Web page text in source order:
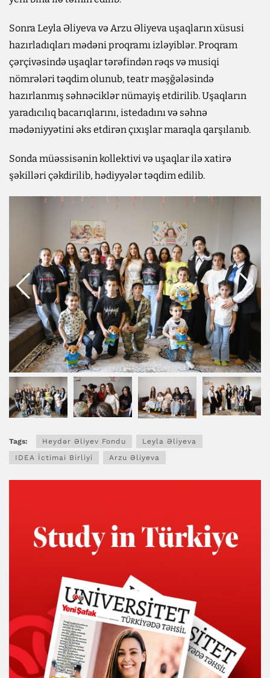
Sonra Leyla Əliyeva və Arzu Əliyeva uşaqların xüsusi
hazırladıqları mədəni proqramı izləyiblər. Proqram
çərçivəsində uşaqlar tərəfindən rəqs və musiqi
nömrələri təqdim olunub, teatr məşğələsində
hazırlanmış səhnəciklər nümayiş etdirilib. Uşaqların
yaradıcılıq bacarıqlarını, istedadını və səhnə
mədəniyyətini əks etdirən çıxışlar maraqla qarşılanıb.
Sonda müəssisənin kollektivi və uşaqlar ilə xatirə
şəkilləri çəkdirilib, hədiyyələr təqdim edilib.
Tags: Heydər Əliyev Fondu
Leyla Əliyeva
IDEA İctimai Birliyi
Arzu Əliyeva